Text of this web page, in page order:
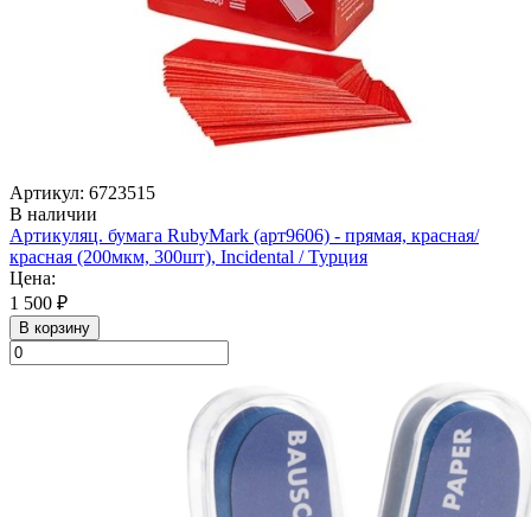
Артикул: 6723515
В наличии
Артикуляц. бумага RubyMark (арт9606) - прямая, красная/
красная (200мкм, 300шт), Incidental / Турция
Цена:
1 500 ₽
В корзину